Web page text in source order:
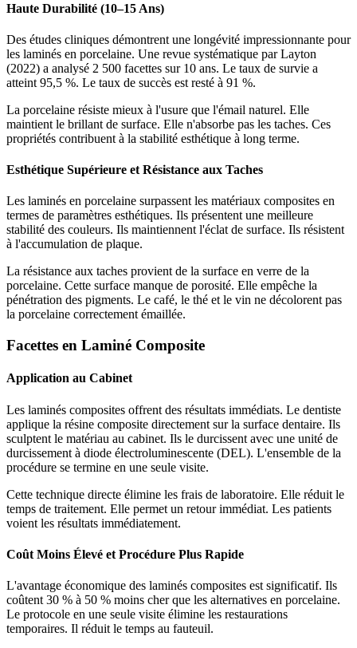
Haute Durabilité (10–15 Ans)
Des études cliniques démontrent une longévité impressionnante pour
les laminés en porcelaine. Une revue systématique par Layton
(2022) a analysé 2 500 facettes sur 10 ans. Le taux de survie a
atteint 95,5 %. Le taux de succès est resté à 91 %.
La porcelaine résiste mieux à l'usure que l'émail naturel. Elle
maintient le brillant de surface. Elle n'absorbe pas les taches. Ces
propriétés contribuent à la stabilité esthétique à long terme.
Esthétique Supérieure et Résistance aux Taches
Les laminés en porcelaine surpassent les matériaux composites en
termes de paramètres esthétiques. Ils présentent une meilleure
stabilité des couleurs. Ils maintiennent l'éclat de surface. Ils résistent
à l'accumulation de plaque.
La résistance aux taches provient de la surface en verre de la
porcelaine. Cette surface manque de porosité. Elle empêche la
pénétration des pigments. Le café, le thé et le vin ne décolorent pas
la porcelaine correctement émaillée.
Facettes en Laminé Composite
Application au Cabinet
Les laminés composites offrent des résultats immédiats. Le dentiste
applique la résine composite directement sur la surface dentaire. Ils
sculptent le matériau au cabinet. Ils le durcissent avec une unité de
durcissement à diode électroluminescente (DEL). L'ensemble de la
procédure se termine en une seule visite.
Cette technique directe élimine les frais de laboratoire. Elle réduit le
temps de traitement. Elle permet un retour immédiat. Les patients
voient les résultats immédiatement.
Coût Moins Élevé et Procédure Plus Rapide
L'avantage économique des laminés composites est significatif. Ils
coûtent 30 % à 50 % moins cher que les alternatives en porcelaine.
Le protocole en une seule visite élimine les restaurations
temporaires. Il réduit le temps au fauteuil.